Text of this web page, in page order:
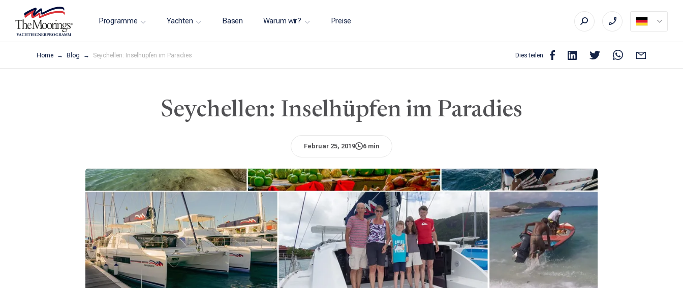
Programme Yachten Basen Warum wir? Preise
Home Blog Seychellen: Inselhüpfen im Paradies Dies teilen:
Seychellen: Inselhüpfen im Paradies
Februar 25, 2019 6 min